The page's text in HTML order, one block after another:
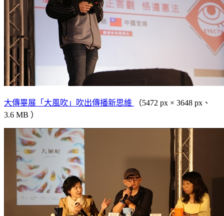
大傳畢展「大風吹」吹出傳播新思維
（5472 px × 3648 px、
3.6 MB ）